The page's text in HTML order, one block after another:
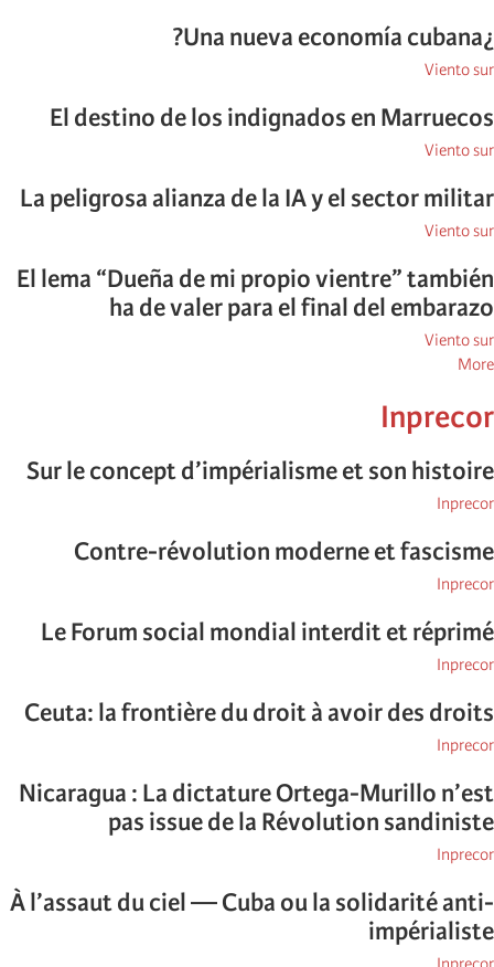
¿Una nueva economía cubana?
Viento sur
El destino de los indignados en Marruecos
Viento sur
La peligrosa alianza de la IA y el sector militar
Viento sur
El lema “Dueña de mi propio vientre” también
ha de valer para el final del embarazo
Viento sur
More
Viento
Inprecor
Sur le concept d’impérialisme et son histoire
Inprecor
Contre-révolution moderne et fascisme
Inprecor
Le Forum social mondial interdit et réprimé
Inprecor
Ceuta: la frontière du droit à avoir des droits
Inprecor
Nicaragua : La dictature Ortega-Murillo n’est
pas issue de la Révolution sandiniste
Inprecor
À l’assaut du ciel — Cuba ou la solidarité anti-
impérialiste